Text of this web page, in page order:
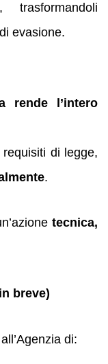
, trasformandoli
evasione.
rende l’intero
di legge,
.
tecnica,
breve)
di: